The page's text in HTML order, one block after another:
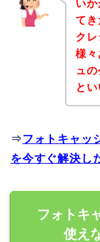
い
て
ク
様
ュ
と
⇒フォトキャッ
を今すぐ解決し
フォトキ
使え